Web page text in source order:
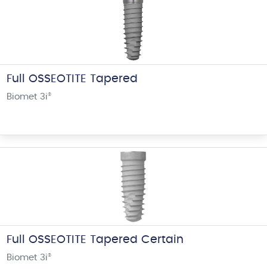
Full OSSEOTITE Tapered
Biomet 3i®
Full OSSEOTITE Tapered Certain
Biomet 3i®